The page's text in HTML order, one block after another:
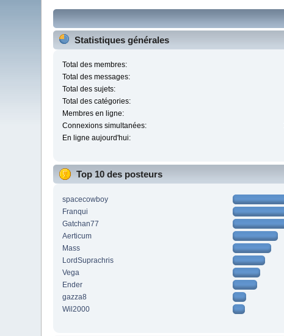
Statistiques générales
Total des membres:
Total des messages:
Total des sujets:
Total des catégories:
Membres en ligne:
Connexions simultanées:
En ligne aujourd'hui:
Top 10 des posteurs
spacecowboy
Franqui
Gatchan77
Aerticum
Mass
LordSuprachris
Vega
Ender
gazza8
Wil2000